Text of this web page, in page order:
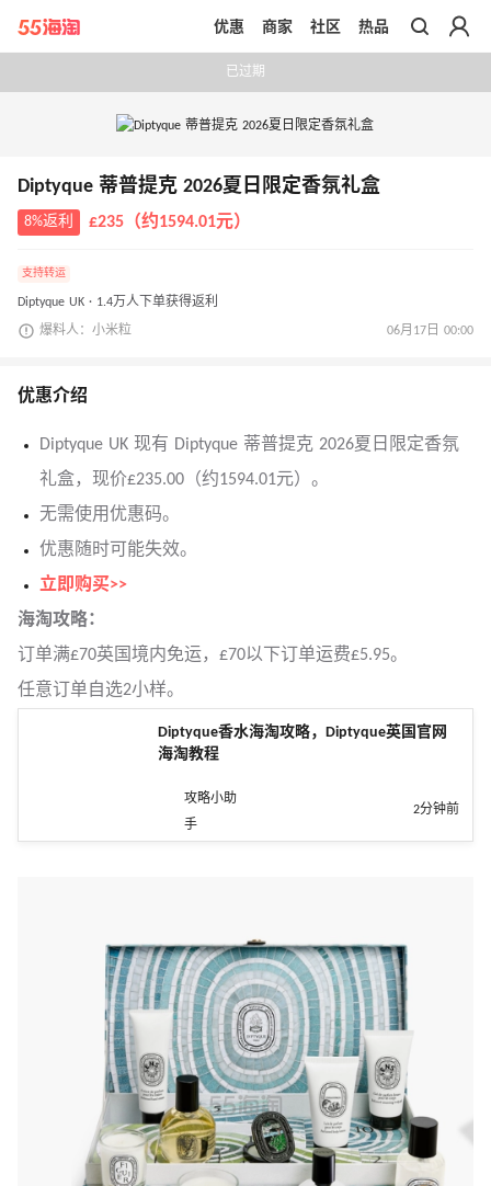
带你去官网买正品
优惠 商家 社区 热品
已过期
Diptyque 蒂普提克 2026夏日限定香氛礼盒
8%返利 £235（约1594.01元）
支持转运
Diptyque UK · 1.4万人下单获得返利
爆料人：小米粒 06月17日 00:00
优惠介绍
Diptyque UK 现有 Diptyque 蒂普提克 2026夏日限定香氛
礼盒，现价£235.00（约1594.01元）。
无需使用优惠码。
优惠随时可能失效。
立即购买>>
海淘攻略：
订单满£70英国境内免运，£70以下订单运费£5.95。
任意订单自选2小样。
Diptyque香水海淘攻略，Diptyque英国官网
海淘教程
攻略小助
手
2分钟前